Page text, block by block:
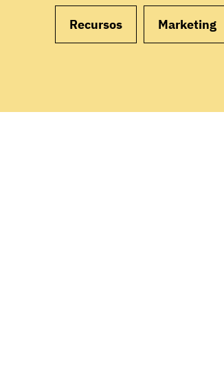
Recursos Marketing